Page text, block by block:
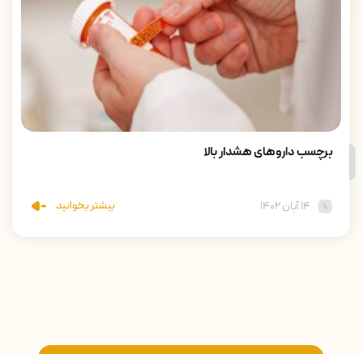
برچسب داروهای هشدار بالا
۱۴ آبان ۱۴۰۲ بیشتر بخوانید